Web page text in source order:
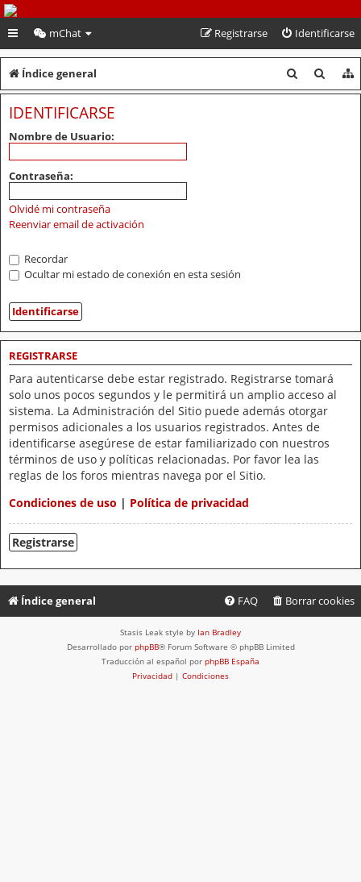
PeruVoley.com
mChat Identificarse
Registrarse
Índice general
u
u
IDENTIFICARSE
Nombre de Usuario:
Contraseña:
Olvidé mi contraseña
Reenviar email de activación
Recordar
Ocultar mi estado de conexión en esta sesión
REGISTRARSE
Para autenticarse debe estar registrado. Registrarse tomará
solo unos pocos segundos y le permitirá un amplio acceso al
sistema. La Administración del Sitio puede además otorgar
permisos adicionales a los usuarios registrados. Antes de
identificarse asegúrese de estar familiarizado con nuestros
términos de uso y políticas relacionadas. Por favor lea las
reglas de los foros mientras navega por el Sitio.
Condiciones de uso | Política de privacidad
Registrarse
Índice general Borrar cookies
FAQ
Stasis Leak style by Ian Bradley
Desarrollado por phpBB® Forum Software © phpBB Limited
Traducción al español por phpBB España
Privacidad | Condiciones